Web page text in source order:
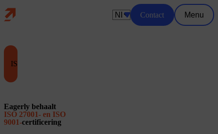
Skip naar main content Kies een taalContact Menu
ISO
Eagerly behaalt
ISO 27001- en ISO
9001-certificering